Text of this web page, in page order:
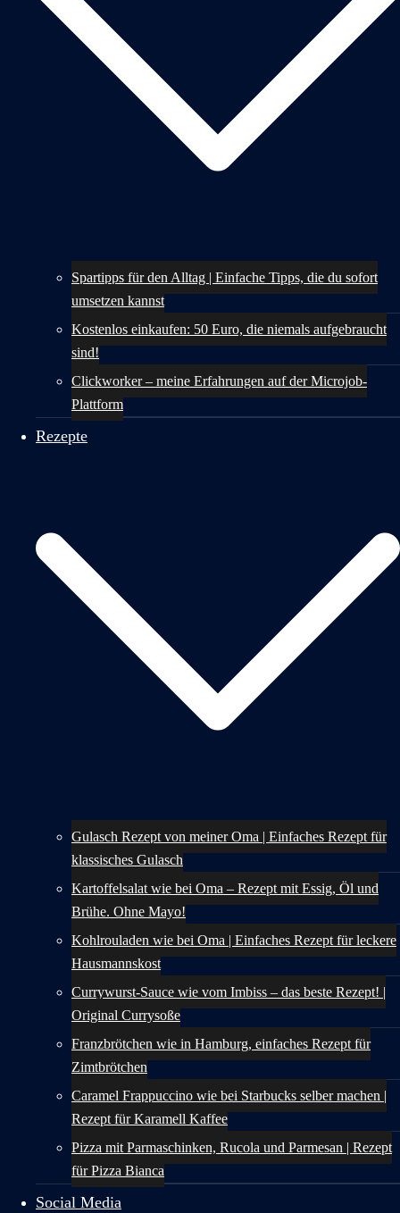
Spartipps für den Alltag | Einfache Tipps, die du sofort
umsetzen kannst
Kostenlos einkaufen: 50 Euro, die niemals aufgebraucht
sind!
Clickworker – meine Erfahrungen auf der Microjob-
Plattform
Rezepte
Gulasch Rezept von meiner Oma | Einfaches Rezept für
klassisches Gulasch
Kartoffelsalat wie bei Oma – Rezept mit Essig, Öl und
Brühe. Ohne Mayo!
Kohlrouladen wie bei Oma | Einfaches Rezept für leckere
Hausmannskost
Currywurst-Sauce wie vom Imbiss – das beste Rezept! |
Original Currysoße
Franzbrötchen wie in Hamburg, einfaches Rezept für
Zimtbrötchen
Caramel Frappuccino wie bei Starbucks selber machen |
Rezept für Karamell Kaffee
Pizza mit Parmaschinken, Rucola und Parmesan | Rezept
für Pizza Bianca
Social Media